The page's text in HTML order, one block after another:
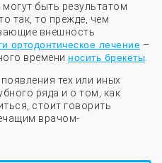
быть результатом
так, то прежде, чем
внешность
ортодонтическое лечение –
времени носить брекеты
тех или иных
ряда и о том, как
стоит говорить
врачом-